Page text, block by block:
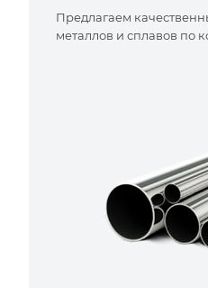
Предлагаем
металлов и сплавов по